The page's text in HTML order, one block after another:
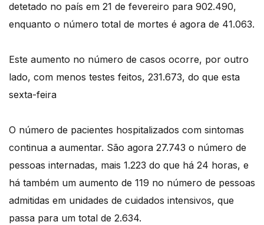
detetado no país em 21 de fevereiro para 902.490,
enquanto o número total de mortes é agora de 41.063.
Este aumento no número de casos ocorre, por outro
lado, com menos testes feitos, 231.673, do que esta
sexta-feira
O número de pacientes hospitalizados com sintomas
continua a aumentar. São agora 27.743 o número de
pessoas internadas, mais 1.223 do que há 24 horas, e
há também um aumento de 119 no número de pessoas
admitidas em unidades de cuidados intensivos, que
passa para um total de 2.634.